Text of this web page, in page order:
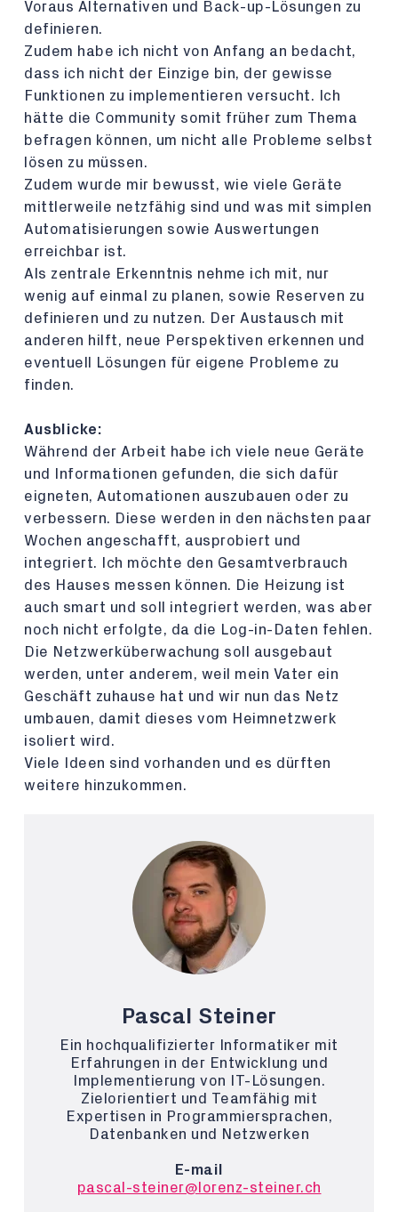
Voraus Alternativen und Back-up-Lösungen zu
definieren.
Zudem habe ich nicht von Anfang an bedacht,
dass ich nicht der Einzige bin, der gewisse
Funktionen zu implementieren versucht. Ich
hätte die Community somit früher zum Thema
befragen können, um nicht alle Probleme selbst
lösen zu müssen.
Zudem wurde mir bewusst, wie viele Geräte
mittlerweile netzfähig sind und was mit simplen
Automatisierungen sowie Auswertungen
erreichbar ist.
Als zentrale Erkenntnis nehme ich mit, nur
wenig auf einmal zu planen, sowie Reserven zu
definieren und zu nutzen. Der Austausch mit
anderen hilft, neue Perspektiven erkennen und
eventuell Lösungen für eigene Probleme zu
finden.
Ausblicke:
Während der Arbeit habe ich viele neue Geräte
und Informationen gefunden, die sich dafür
eigneten, Automationen auszubauen oder zu
verbessern. Diese werden in den nächsten paar
Wochen angeschafft, ausprobiert und
integriert. Ich möchte den Gesamtverbrauch
des Hauses messen können. Die Heizung ist
auch smart und soll integriert werden, was aber
noch nicht erfolgte, da die Log-in-Daten fehlen.
Die Netzwerküberwachung soll ausgebaut
werden, unter anderem, weil mein Vater ein
Geschäft zuhause hat und wir nun das Netz
umbauen, damit dieses vom Heimnetzwerk
isoliert wird.
Viele Ideen sind vorhanden und es dürften
weitere hinzukommen.
Pascal Steiner
Ein hochqualifizierter Informatiker mit
Erfahrungen in der Entwicklung und
Implementierung von IT-Lösungen.
Zielorientiert und Teamfähig mit
Expertisen in Programmiersprachen,
Datenbanken und Netzwerken
E-mail
pascal-steiner@lorenz-steiner.ch